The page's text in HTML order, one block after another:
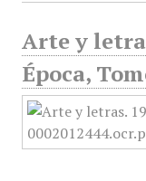
Arte y
Época,